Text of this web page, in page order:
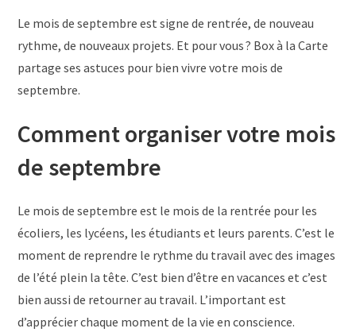
Le mois de septembre est signe de rentrée, de nouveau
rythme, de nouveaux projets. Et pour vous ? Box à la Carte
partage ses astuces pour bien vivre votre mois de
septembre.
Comment organiser votre mois
de septembre
Le mois de septembre est le mois de la rentrée pour les
écoliers, les lycéens, les étudiants et leurs parents. C’est le
moment de reprendre le rythme du travail avec des images
de l’été plein la tête. C’est bien d’être en vacances et c’est
bien aussi de retourner au travail. L’important est
d’apprécier chaque moment de la vie en conscience.